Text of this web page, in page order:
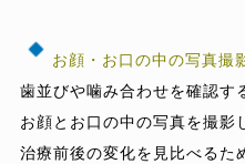
お顔・お口の中の写真撮
歯並びや噛み合わせを確認す
お顔とお口の中の写真を撮影
治療前後の変化を見比べるた